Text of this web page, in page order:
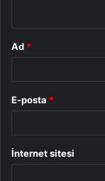
Ad *
E-posta *
İnternet sitesi